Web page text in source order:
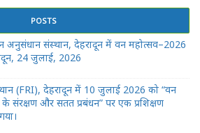
POSTS
अनुसंधान संस्थान, देहरादून में वन महोत्सव–2026
24 जुलाई, 2026
(FRI), देहरादून में 10 जुलाई 2026 को “वन
के संरक्षण और सतत प्रबंधन” पर एक प्रशिक्षण